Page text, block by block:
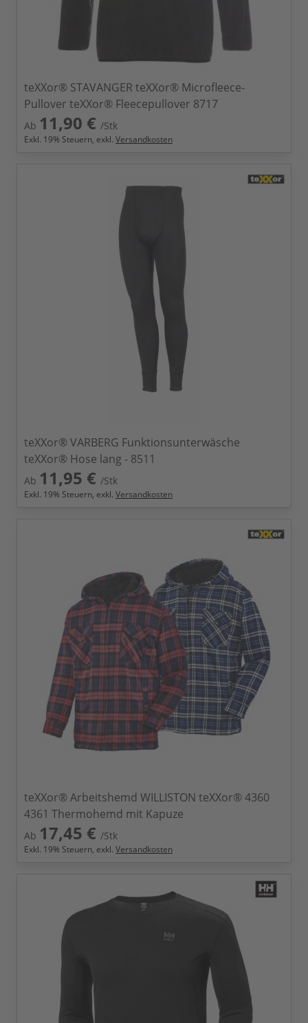
teXXor® STAVANGER teXXor® Microfleece-
Pullover teXXor® Fleecepullover 8717
Ab 11,90 € /Stk
Exkl. 19% Steuern, exkl. Versandkosten
teXXor® VARBERG Funktionsunterwäsche
teXXor® Hose lang - 8511
Ab 11,95 € /Stk
Exkl. 19% Steuern, exkl. Versandkosten
teXXor® Arbeitshemd WILLISTON teXXor® 4360
4361 Thermohemd mit Kapuze
Ab 17,45 € /Stk
Exkl. 19% Steuern, exkl. Versandkosten